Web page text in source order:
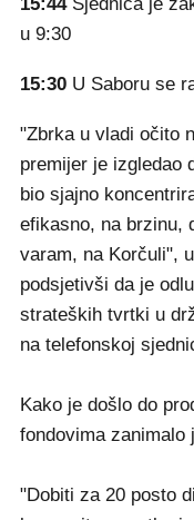
u 9:30
15:30 U Saboru se
"Zbrka u vladi očito
premijer je izgledao
bio sjajno
efikasno, na brzinu,
varam, na Korčuli",
podsjetivši da je
strateških tvrtki u
na telefonskoj
Kako je došlo do
fondovima zanimalo
"Dobiti za 20 posto